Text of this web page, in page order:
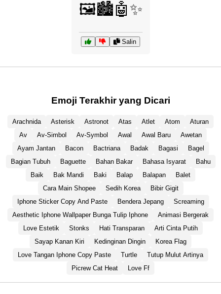
🖼️🏙️🤖✨
Salin
Emoji Terakhir yang Dicari
Arachnida Asterisk Astronot Atas Atlet Atom
Aturan
Av
Av-Simbol Av-Symbol Awal Awal Baru
Awetan
Ayam Jantan
Bacon Bactriana Badak Bagasi
Bagel
Bagian Tubuh
Baguette Bahan Bakar Bahasa Isyarat
Bahu
Baik
Bak Mandi Baki Balap Balapan
Balet
Cara Main Shopee
Sedih Korea
Bibir Gigit
Iphone Sticker Copy And Paste
Bendera Jepang
Screaming
Aesthetic Iphone Wallpaper Bunga Tulip Iphone
Animasi Bergerak
Love Estetik
Stonks Hati Transparan
Arti Cinta Putih
Sayap Kanan Kiri
Kedinginan Dingin
Korea Flag
Love Tangan Iphone Copy Paste
Turtle
Tutup Mulut Artinya
Picrew Cat Heat
Love Ff